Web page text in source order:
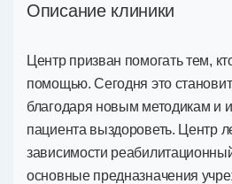
Описание клиники
Центр призван помогать тем,
помощью. Сегодня это
благодаря новым методикам и
пациента выздороветь. Центр
зависимости
основные предназначения